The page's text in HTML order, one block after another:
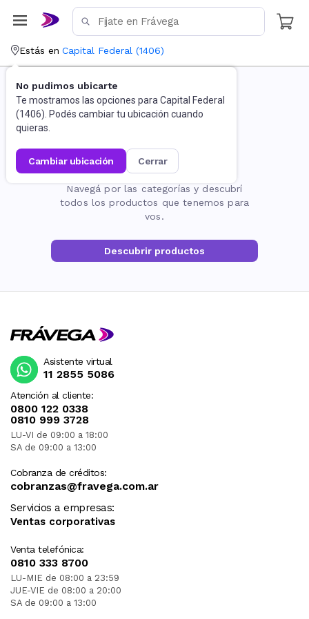
Estás en Capital Federal (1406)
No pudimos ubicarte
Te mostramos las opciones para Capital Federal
(1406). Podés cambiar tu ubicación cuando
quieras.
cambiar ubicación cerrar
La página no existe
Navegá por las categorías y descubrí
todos los productos que tenemos para
vos.
Descubrir productos
Atención al cliente:
0800 122 0338
0810 999 3728
LU-VI de 09:00 a 18:00
SA de 09:00 a 13:00
Cobranza de créditos:
cobranzas@fravega.com.ar
Servicios a empresas:
Ventas corporativas
Venta telefónica:
0810 333 8700
LU-MIE de 08:00 a 23:59
JUE-VIE de 08:00 a 20:00
SA de 09:00 a 13:00
Asistente virtual
11 2855 5086